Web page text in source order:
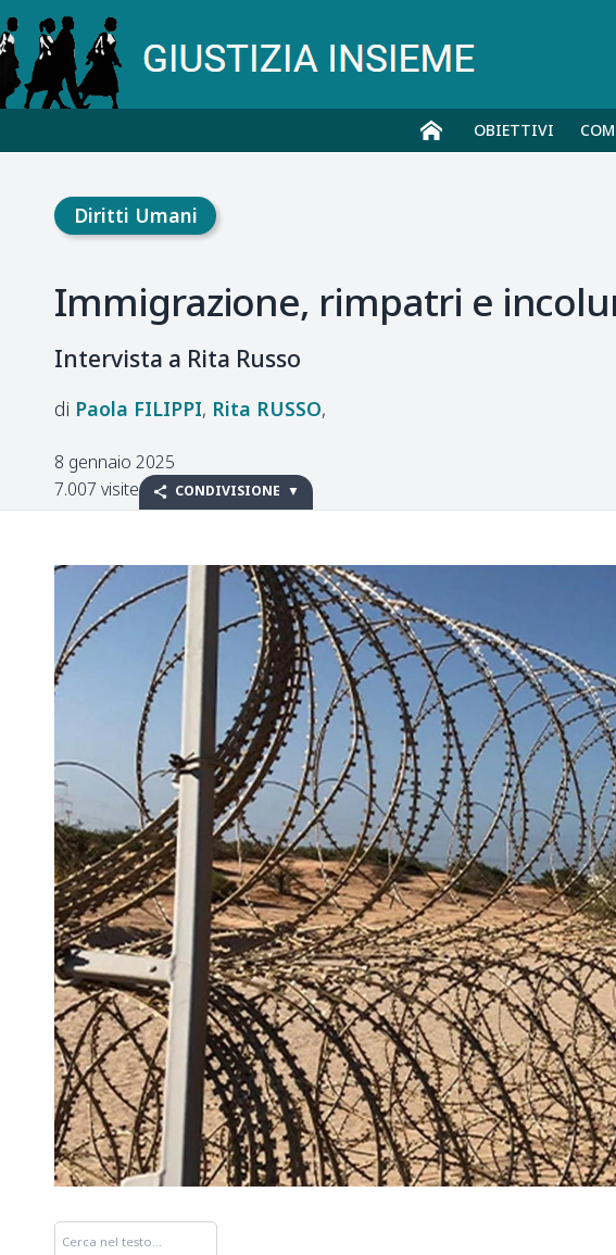
OBIETTIVI
Diritti Umani
Immigrazione, rimpatri e
Intervista a Rita Russo
Paola FILIPPI Rita RUSSO
8 gennaio 2025
7.007 visite
CONDIVISIONE